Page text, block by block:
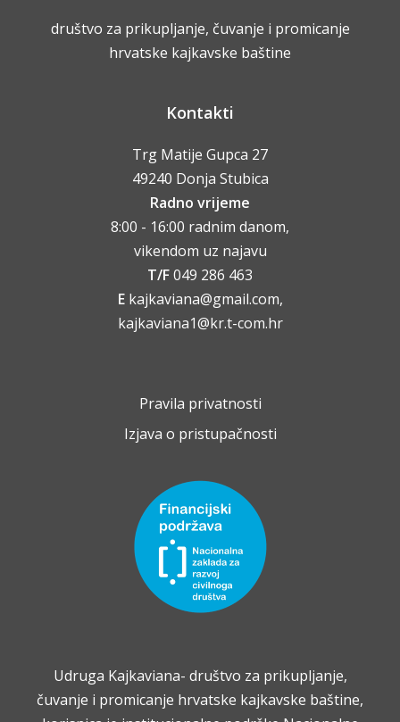
društvo za prikupljanje, čuvanje i promicanje
hrvatske kajkavske baštine
Kontakti
Trg Matije Gupca 27
49240 Donja Stubica
Radno vrijeme
8:00 - 16:00 radnim danom,
vikendom uz najavu
T/F049 286 463
Ekajkaviana@gmail.com,
kajkaviana1@kr.t-com.hr
Pravila privatnosti
Izjava o pristupačnosti
Udruga Kajkaviana- društvo za prikupljanje,
čuvanje i promicanje hrvatske kajkavske baštine,